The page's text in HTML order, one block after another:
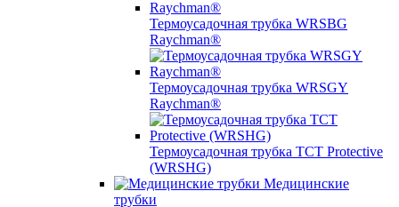
Термоусадочная трубка WRSBG
Raychman®
Термоусадочная трубка WRSGY
Raychman®
Термоусадочная трубка TCT Protective
(WRSHG)
Медицинские
трубки